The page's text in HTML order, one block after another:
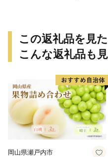
この返礼品を見
こんな返礼品も
岡山県瀬戸内市